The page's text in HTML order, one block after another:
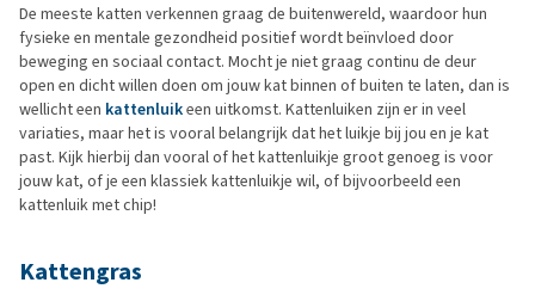
De meeste katten verkennen graag de buitenwereld, waardoor hun
fysieke en mentale gezondheid positief wordt beïnvloed door
beweging en sociaal contact. Mocht je niet graag continu de deur
open en dicht willen doen om jouw kat binnen of buiten te laten, dan is
wellicht een kattenluikeen uitkomst. Kattenluiken zijn er in veel
variaties, maar het is vooral belangrijk dat het luikje bij jou en je kat
past. Kijk hierbij dan vooral of het kattenluikje groot genoeg is voor
jouw kat, of je een klassiek kattenluikje wil, of bijvoorbeeld een
kattenluik met chip!
Kattengras